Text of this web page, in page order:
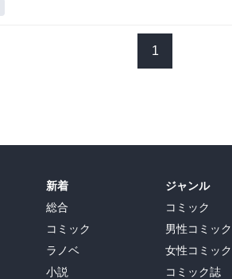
ければ無罪という審判法はなくなったとか！
として殺されかねないという野蛮さ。
アリエノールですからね。次回登場？！
、1050年から医科大学があったのだそうで
取ることが出来た！
女性弁護士がいたというけど～医者はいな
1
新着
総合
コミック
ラノベ
小説
ジャンル
コミック
男性コミック
女性コミック
コミック誌